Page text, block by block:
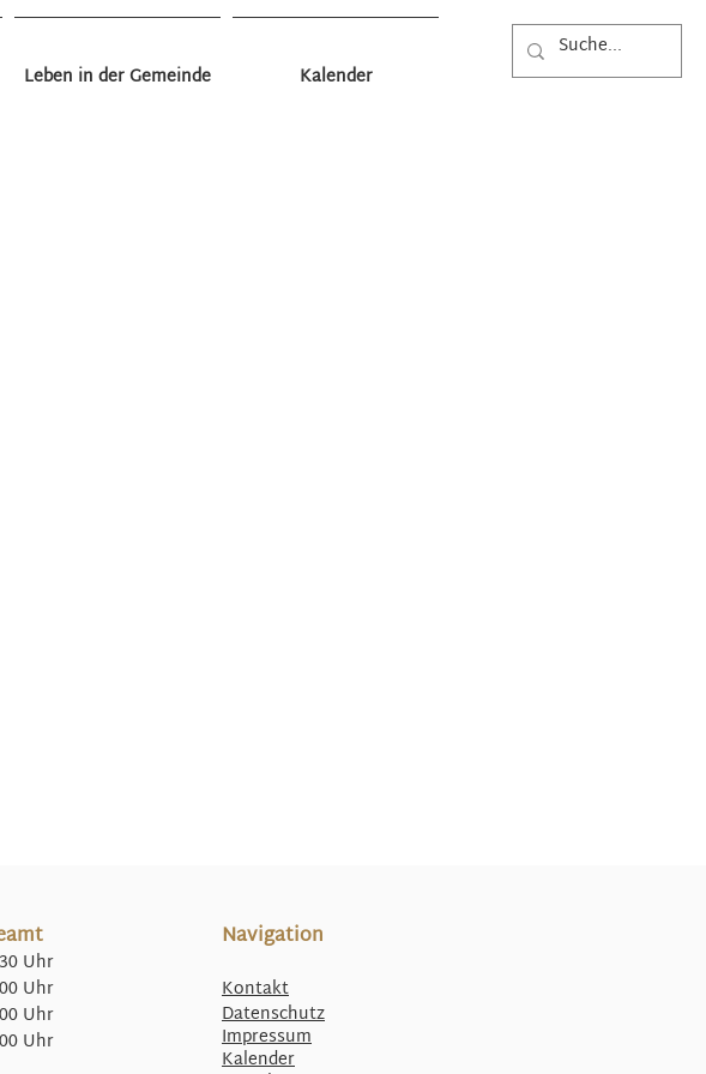
Leben in der Gemeinde Kalender
Uhr
Uhr
Uhr
Uhr
Navigation
Kontakt
Datenschutz
Impressum
Kalender